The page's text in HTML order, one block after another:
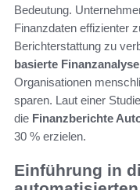
Bedeutung.
Finanzdaten effizienter
Berichterstattung zu
basierte
Organisationen
sparen. Laut einer
die Finanzberichte
30 % erzielen.
Einführung in